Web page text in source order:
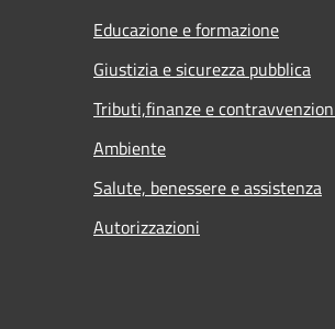
Educazione e formazione
Giustizia e sicurezza pubblica
Tributi,finanze e
Ambiente
Salute, benessere e assistenza
Autorizzazioni